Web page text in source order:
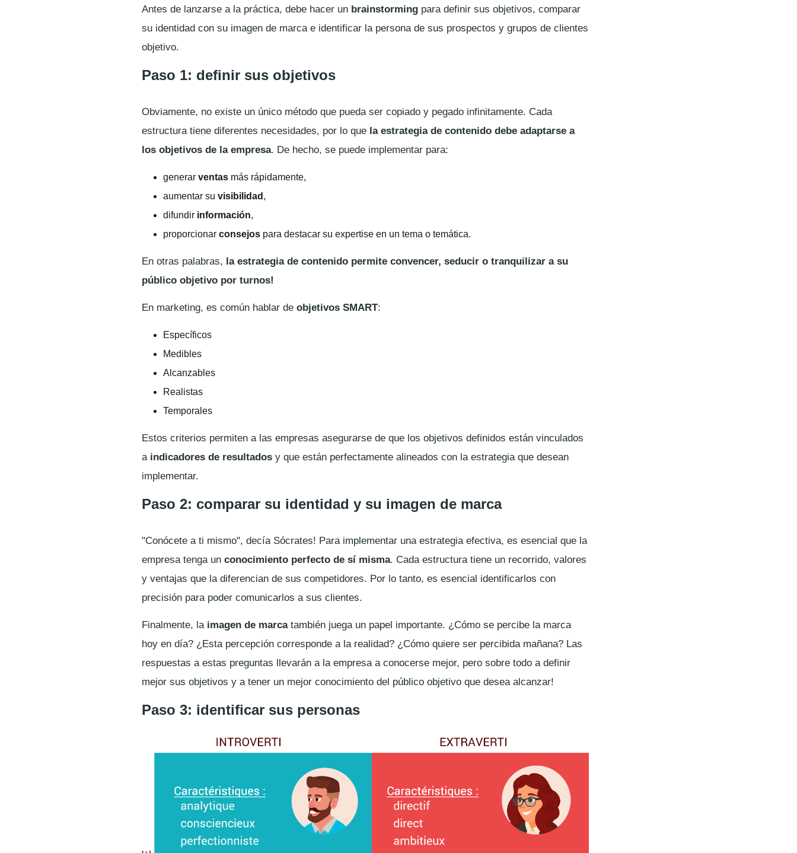
Antes de lanzarse a la práctica, debe hacer un brainstorming para definir sus objetivos, comparar
su identidad con su imagen de marca e identificar la persona de sus prospectos y grupos de clientes
objetivo.
Paso 1: definir sus objetivos
Obviamente, no existe un único método que pueda ser copiado y pegado infinitamente. Cada
estructura tiene diferentes necesidades, por lo que la estrategia de contenido debe adaptarse a
los objetivos de la empresa. De hecho, se puede implementar para:
generar ventas más rápidamente,
aumentar su visibilidad ,
difundir información,
proporcionar consejos para destacar su expertise en un tema o temática.
En otras palabras, la estrategia de contenido permite convencer, seducir o tranquilizar a su
público objetivo por turnos!
En marketing, es común hablar de objetivos SMART:
Específicos
Medibles
Alcanzables
Realistas
Temporales
Estos criterios permiten a las empresas asegurarse de que los objetivos definidos están vinculados
a indicadores de resultados y que están perfectamente alineados con la estrategia que desean
implementar.
Paso 2: comparar su identidad y su imagen de marca
"Conócete a ti mismo", decía Sócrates! Para implementar una estrategia efectiva, es esencial que la
empresa tenga un conocimiento perfecto de sí misma. Cada estructura tiene un recorrido, valores
y ventajas que la diferencian de sus competidores. Por lo tanto, es esencial identificarlos con
precisión para poder comunicarlos a sus clientes.
Finalmente, la imagen de marcatambién juega un papel importante. ¿Cómo se percibe la marca
hoy en día? ¿Esta percepción corresponde a la realidad? ¿Cómo quiere ser percibida mañana? Las
respuestas a estas preguntas llevarán a la empresa a conocerse mejor, pero sobre todo a definir
mejor sus objetivos y a tener un mejor conocimiento del público objetivo que desea alcanzar!
Paso 3: identificar sus personas